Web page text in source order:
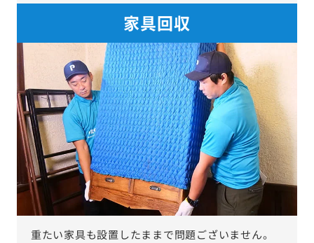
家具回収
重たい家具も設置したままで問題ございません。